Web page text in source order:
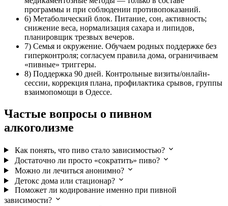
программы и при соблюдении противопоказаний.
6) Метаболический блок. Питание, сон, активность;
снижение веса, нормализация сахара и липидов,
планировщик трезвых вечеров.
7) Семья и окружение. Обучаем родных поддержке без
гиперконтроля; согласуем правила дома, ограничиваем
«пивные» триггеры.
8) Поддержка 90 дней. Контрольные визиты/онлайн-
сессии, коррекция плана, профилактика срывов, группы
взаимопомощи в Одессе.
Частые вопросы о пивном
алкоголизме
Как понять, что пиво стало зависимостью?
Достаточно ли просто «сократить» пиво?
Можно ли лечиться анонимно?
Детокс дома или стационар?
Поможет ли кодирование именно при пивной
зависимости?